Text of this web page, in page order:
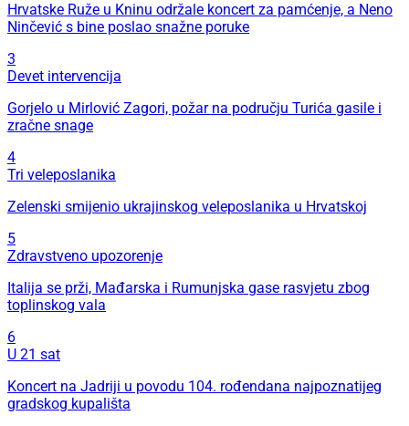
Hrvatske Ruže u Kninu održale koncert za pamćenje, a Neno
Ninčević s bine poslao snažne poruke
3
Devet intervencija
Gorjelo u Mirlović Zagori, požar na području Turića gasile i
zračne snage
4
Tri veleposlanika
Zelenski smijenio ukrajinskog veleposlanika u Hrvatskoj
5
Zdravstveno upozorenje
Italija se prži, Mađarska i Rumunjska gase rasvjetu zbog
toplinskog vala
6
U 21 sat
Koncert na Jadriji u povodu 104. rođendana najpoznatijeg
gradskog kupališta